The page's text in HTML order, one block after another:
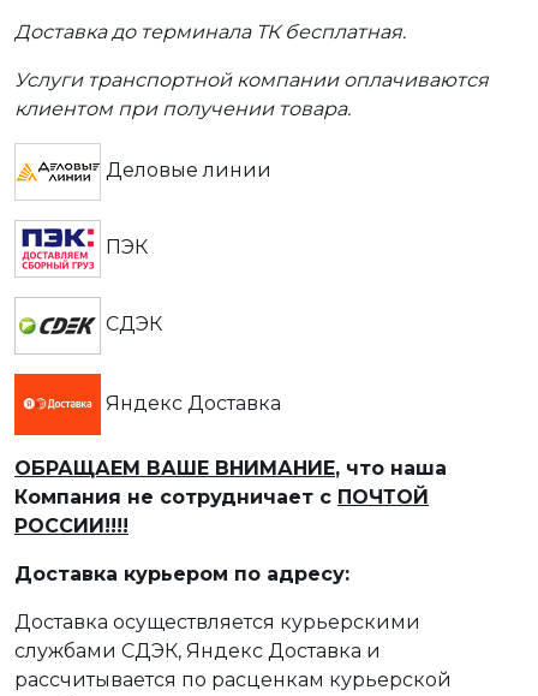
Доставка до терминала ТК бесплатная.
Услуги транспортной компании оплачиваются
клиентом при получении товара.
Деловые линии
ПЭК
СДЭК
Яндекс Доставка
ОБРАЩАЕМ ВАШЕ ВНИМАНИЕ, что наша
Компания не сотрудничает с ПОЧТОЙ
РОССИИ!!!!
Доставка курьером по адресу:
Доставка осуществляется курьерскими
службами СДЭК, Яндекс Доставка и
рассчитывается по расценкам курьерской